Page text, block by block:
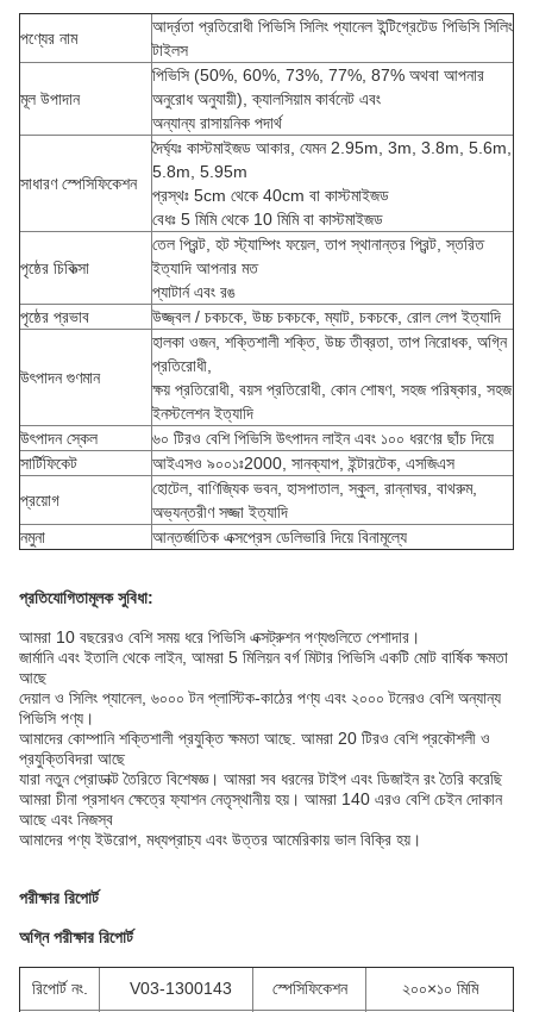
পণ্যের নাম
আর্দ্রতা প্রতিরোধী পিভিসি সিলিং প্যানেল ইন্টিগ্রেটেড পিভিসি সিলিং
টাইলস
মূল উপাদান
পিভিসি (50%, 60%, 73%, 77%, 87% অথবা আপনার
অনুরোধ অনুযায়ী), ক্যালসিয়াম কার্বনেট এবং
অন্যান্য রাসায়নিক পদার্থ
সাধারণ স্পেসিফিকেশন
দৈর্ঘ্যঃ কাস্টমাইজড আকার, যেমন 2.95m, 3m, 3.8m, 5.6m,
5.8m, 5.95m
প্রস্থঃ 5cm থেকে 40cm বা কাস্টমাইজড
বেধঃ 5 মিমি থেকে 10 মিমি বা কাস্টমাইজড
পৃষ্ঠের চিকিত্সা
তেল প্রিন্ট, হট স্ট্যাম্পিং ফয়েল, তাপ স্থানান্তর প্রিন্ট, স্তরিত
ইত্যাদি আপনার মত
প্যাটার্ন এবং রঙ
পৃষ্ঠের প্রভাব
উজ্জ্বল / চকচকে, উচ্চ চকচকে, ম্যাট, চকচকে, রোল লেপ ইত্যাদি
উৎপাদন গুণমান
হালকা ওজন, শক্তিশালী শক্তি, উচ্চ তীব্রতা, তাপ নিরোধক, অগ্নি
প্রতিরোধী,
ক্ষয় প্রতিরোধী, বয়স প্রতিরোধী, কোন শোষণ, সহজ পরিষ্কার, সহজ
ইনস্টলেশন ইত্যাদি
উৎপাদন স্কেল
৬০ টিরও বেশি পিভিসি উৎপাদন লাইন এবং ১০০ ধরণের ছাঁচ দিয়ে
সার্টিফিকেট
আইএসও ৯০০১ঃ2000, সানক্যাপ, ইন্টারটেক, এসজিএস
প্রয়োগ
হোটেল, বাণিজ্যিক ভবন, হাসপাতাল, স্কুল, রান্নাঘর, বাথরুম,
অভ্যন্তরীণ সজ্জা ইত্যাদি
নমুনা
আন্তর্জাতিক এক্সপ্রেস ডেলিভারি দিয়ে বিনামূল্যে
প্রতিযোগিতামূলক সুবিধা:
আমরা 10 বছরেরও বেশি সময় ধরে পিভিসি এক্সট্রুশন পণ্যগুলিতে পেশাদার।
জার্মানি এবং ইতালি থেকে লাইন, আমরা 5 মিলিয়ন বর্গ মিটার পিভিসি একটি মোট বার্ষিক ক্ষমতা
আছে
দেয়াল ও সিলিং প্যানেল, ৬০০০ টন প্লাস্টিক-কাঠের পণ্য এবং ২০০০ টনেরও বেশি অন্যান্য
পিভিসি পণ্য।
আমাদের কোম্পানি শক্তিশালী প্রযুক্তি ক্ষমতা আছে. আমরা 20 টিরও বেশি প্রকৌশলী ও
প্রযুক্তিবিদরা আছে
যারা নতুন প্রোডাক্ট তৈরিতে বিশেষজ্ঞ। আমরা সব ধরনের টাইপ এবং ডিজাইন রং তৈরি করেছি
আমরা চীনা প্রসাধন ক্ষেত্রে ফ্যাশন নেতৃস্থানীয় হয়। আমরা 140 এরও বেশি চেইন দোকান
আছে এবং নিজস্ব
আমাদের পণ্য ইউরোপ, মধ্যপ্রাচ্য এবং উত্তর আমেরিকায় ভাল বিক্রি হয়।
পরীক্ষার রিপোর্ট
অগ্নি পরীক্ষার রিপোর্ট
রিপোর্ট নং. V03-1300143 স্পেসিফিকেশন ২০০×১০ মিমি